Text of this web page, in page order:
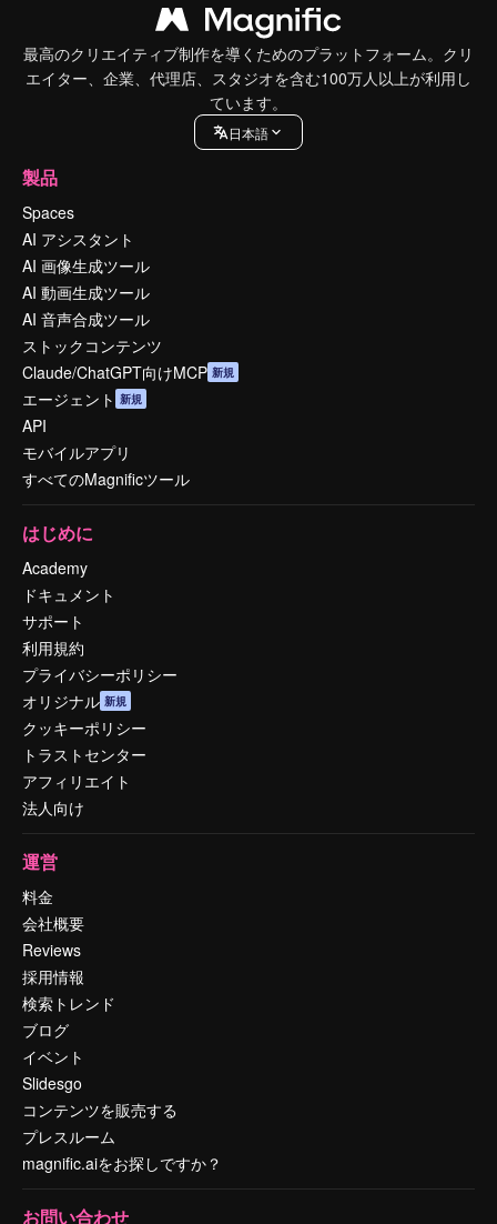
最高のクリエイティブ制作を導くためのプラットフォーム。クリ
エイター、企業、代理店、スタジオを含む100万人以上が利用し
ています。
日本語
製品
Spaces
AI アシスタント
AI 画像生成ツール
AI 動画生成ツール
AI 音声合成ツール
ストックコンテンツ
Claude/ChatGPT向けMCP 新規
エージェント 新規
API
モバイルアプリ
すべてのMagnificツール
はじめに
Academy
ドキュメント
サポート
利用規約
プライバシーポリシー
オリジナル 新規
クッキーポリシー
トラストセンター
アフィリエイト
法人向け
運営
料金
会社概要
Reviews
採用情報
検索トレンド
ブログ
イベント
Slidesgo
コンテンツを販売する
プレスルーム
magnific.aiをお探しですか？
お問い合わせ